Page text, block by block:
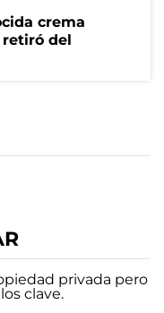
crema
del